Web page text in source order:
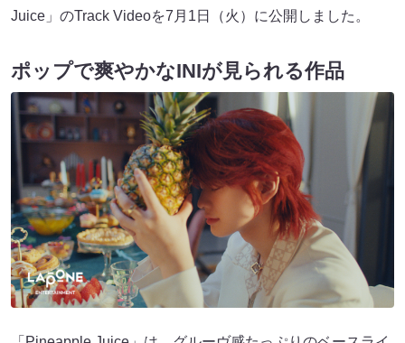
Juice」のTrack Videoを7月1日（火）に公開しました。
ポップで爽やかなINIが見られる作品